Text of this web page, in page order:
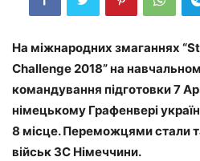
На міжнародних змаганнях
Challenge 2018” на
командування підготовки 7
німецькому Графенвері
8 місце. Переможцями стали
військ ЗС Німеччини.